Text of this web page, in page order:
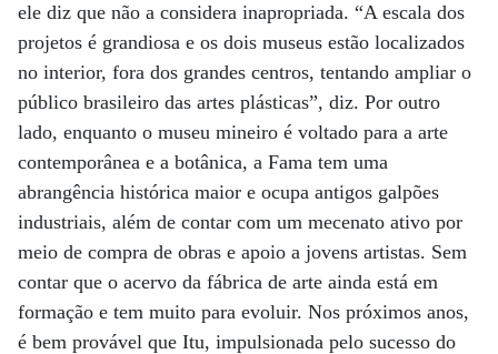
ele diz que não a considera inapropriada. “A escala dos
projetos é grandiosa e os dois museus estão localizados
no interior, fora dos grandes centros, tentando ampliar o
público brasileiro das artes plásticas”, diz. Por outro
lado, enquanto o museu mineiro é voltado para a arte
contemporânea e a botânica, a Fama tem uma
abrangência histórica maior e ocupa antigos galpões
industriais, além de contar com um mecenato ativo por
meio de compra de obras e apoio a jovens artistas. Sem
contar que o acervo da fábrica de arte ainda está em
formação e tem muito para evoluir. Nos próximos anos,
é bem provável que Itu, impulsionada pelo sucesso do